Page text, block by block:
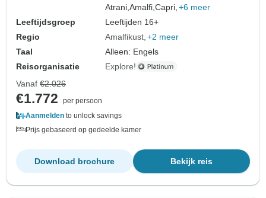
Atrani,Amalfi,Capri, +6 meer
Leeftijdsgroep
Leeftijden 16+
Regio
Amalfikust +2 meer
Taal
Alleen: Engels
Reisorganisatie
Explore!
Vanaf €2.026
€1.772
per persoon
Aanmelden to unlock savings
Prijs gebaseerd op gedeelde kamer
Bekijk reis
Download brochure